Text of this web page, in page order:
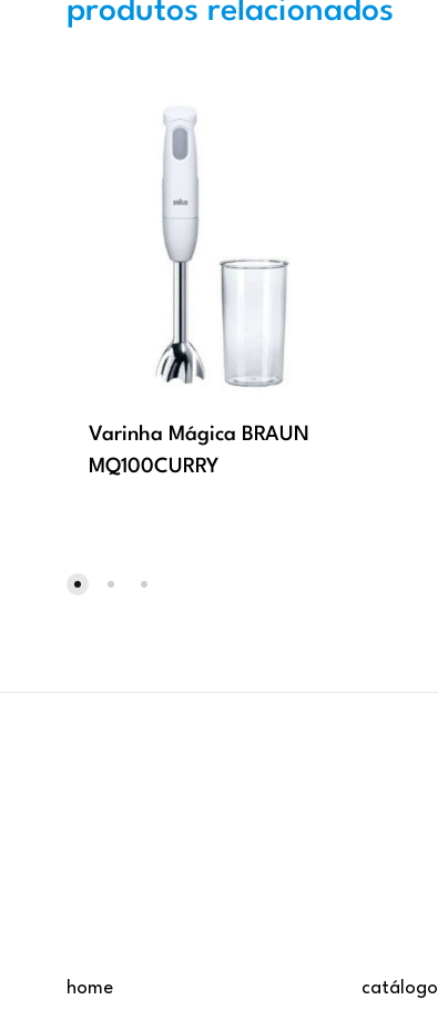
produtos relacionados
Varinha Mágica BRAUN
MQ100CURRY
home catálogo